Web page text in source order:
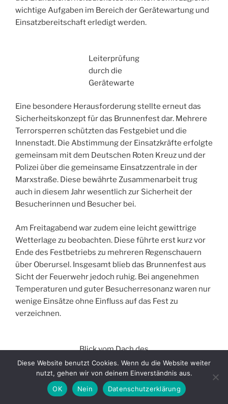
wichtige Aufgaben im Bereich der Gerätewartung und
Einsatzbereitschaft erledigt werden.
Leiterprüfung
durch die
Gerätewarte
Eine besondere Herausforderung stellte erneut das
Sicherheitskonzept für das Brunnenfest dar. Mehrere
Terrorsperren schützten das Festgebiet und die
Innenstadt. Die Abstimmung der Einsatzkräfte erfolgte
gemeinsam mit dem Deutschen Roten Kreuz und der
Polizei über die gemeinsame Einsatzzentrale in der
Marxstraße. Diese bewährte Zusammenarbeit trug
auch in diesem Jahr wesentlich zur Sicherheit der
Besucherinnen und Besucher bei.
Am Freitagabend war zudem eine leicht gewittrige
Wetterlage zu beobachten. Diese führte erst kurz vor
Ende des Festbetriebs zu mehreren Regenschauern
über Oberursel. Insgesamt blieb das Brunnenfest aus
Sicht der Feuerwehr jedoch ruhig. Bei angenehmen
Temperaturen und guter Besucherresonanz waren nur
wenige Einsätze ohne Einfluss auf das Fest zu
verzeichnen.
Blick vom Dach des
Fahrzeuges der
Brunnenfestwache
auf die gut
besuchte Bleiche.
Diese Website benutzt Cookies. Wenn du die Website weiter
nutzt, gehen wir von deinem Einverständnis aus.
OK
Nein Datenschutzerklärung